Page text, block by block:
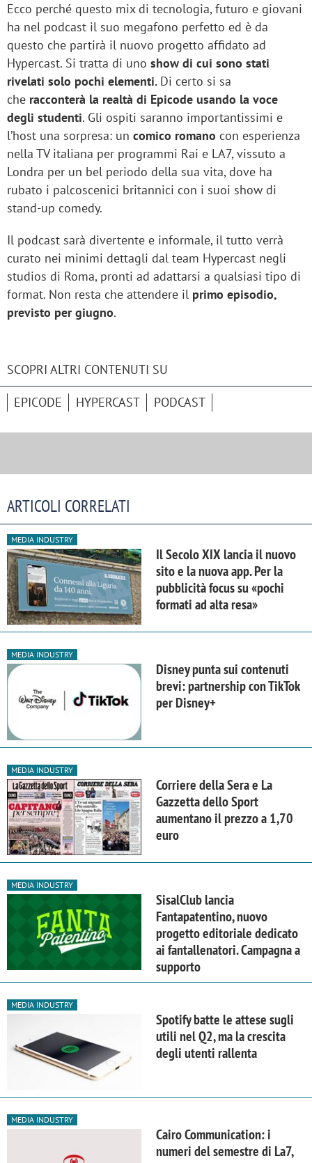
Ecco perché questo mix di tecnologia, futuro e giovani
ha nel podcast il suo megafono perfetto ed è da
questo che partirà il nuovo progetto affidato ad
Hypercast. Si tratta di uno show di cui sono stati
rivelati solo pochi elementi. Di certo si sa
che racconterà la realtà di Epicode usando la voce
degli studenti. Gli ospiti saranno importantissimi e
l’host una sorpresa: un comico romano con esperienza
nella TV italiana per programmi Rai e LA7, vissuto a
Londra per un bel periodo della sua vita, dove ha
rubato i palcoscenici britannici con i suoi show di
stand-up comedy.
Il podcast sarà divertente e informale, il tutto verrà
curato nei minimi dettagli dal team Hypercast negli
studios di Roma, pronti ad adattarsi a qualsiasi tipo di
format. Non resta che attendere il primo episodio,
previsto per giugno.
SCOPRI ALTRI CONTENUTI SU
EPICODE HYPERCAST PODCAST
ARTICOLI CORRELATI
MEDIA INDUSTRY
Il Secolo XIX lancia il nuovo
sito e la nuova app. Per la
pubblicità focus su «pochi
formati ad alta resa»
MEDIA INDUSTRY
Disney punta sui contenuti
brevi: partnership con TikTok
per Disney+
MEDIA INDUSTRY
Corriere della Sera e La
Gazzetta dello Sport
aumentano il prezzo a 1,70
euro
MEDIA INDUSTRY
SisalClub lancia
Fantapatentino, nuovo
progetto editoriale dedicato
ai fantallenatori. Campagna a
supporto
MEDIA INDUSTRY
Spotify batte le attese sugli
utili nel Q2, ma la crescita
degli utenti rallenta
MEDIA INDUSTRY
Cairo Communication: i
numeri del semestre di La7,